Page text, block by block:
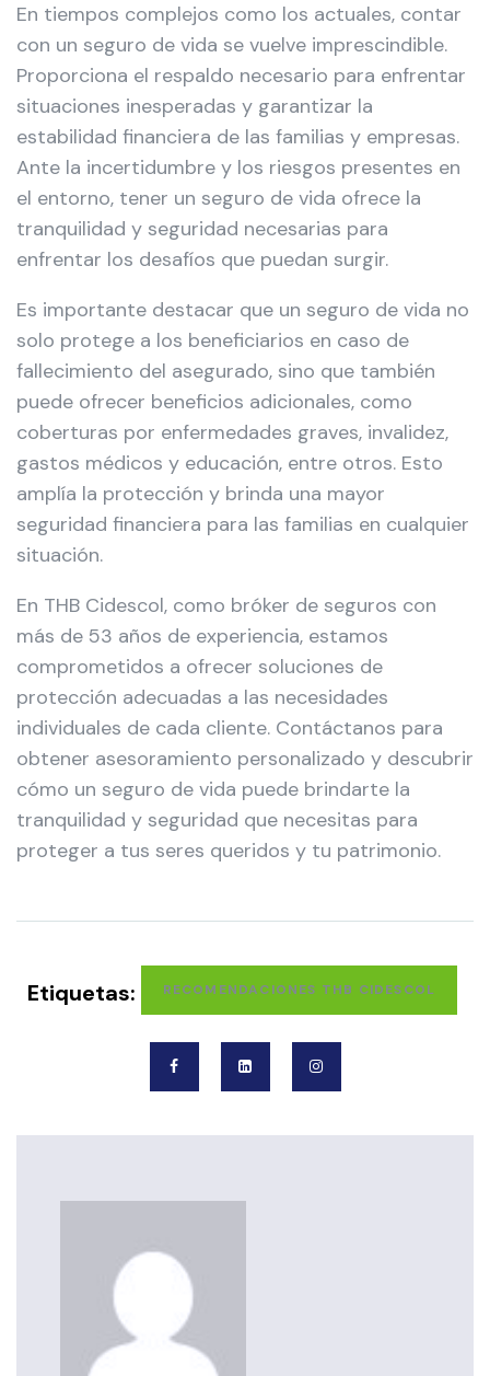
En tiempos complejos como los actuales, contar
con un seguro de vida se vuelve imprescindible.
Proporciona el respaldo necesario para enfrentar
situaciones inesperadas y garantizar la
estabilidad financiera de las familias y empresas.
Ante la incertidumbre y los riesgos presentes en
el entorno, tener un seguro de vida ofrece la
tranquilidad y seguridad necesarias para
enfrentar los desafíos que puedan surgir.
Es importante destacar que un seguro de vida no
solo protege a los beneficiarios en caso de
fallecimiento del asegurado, sino que también
puede ofrecer beneficios adicionales, como
coberturas por enfermedades graves, invalidez,
gastos médicos y educación, entre otros. Esto
amplía la protección y brinda una mayor
seguridad financiera para las familias en cualquier
situación.
En THB Cidescol, como bróker de seguros con
más de 53 años de experiencia, estamos
comprometidos a ofrecer soluciones de
protección adecuadas a las necesidades
individuales de cada cliente. Contáctanos para
obtener asesoramiento personalizado y descubrir
cómo un seguro de vida puede brindarte la
tranquilidad y seguridad que necesitas para
proteger a tus seres queridos y tu patrimonio.
Etiquetas: RECOMENDACIONES THB CIDESCOL